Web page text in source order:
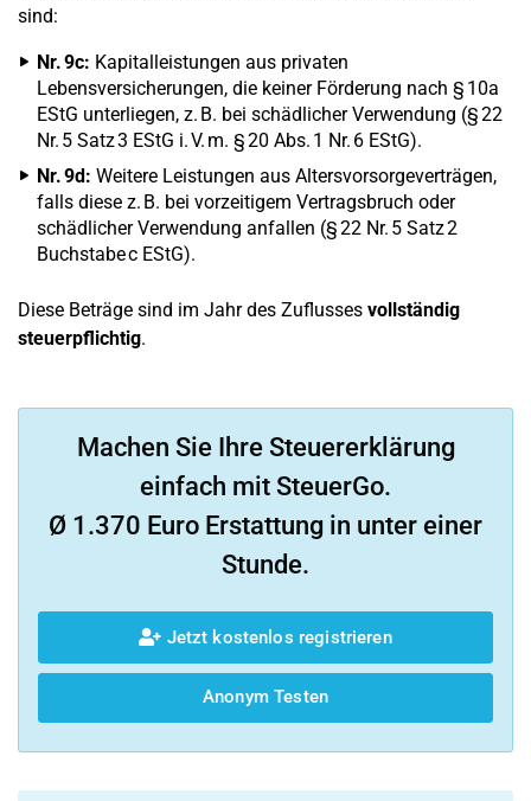
sind:
Nr. 9c: Kapitalleistungen aus privaten
Lebensversicherungen, die keiner Förderung nach § 10a
EStG unterliegen, z. B. bei schädlicher Verwendung (§ 22
Nr. 5 Satz 3 EStG i. V. m. § 20 Abs. 1 Nr. 6 EStG).
Nr. 9d: Weitere Leistungen aus Altersvorsorgeverträgen,
falls diese z. B. bei vorzeitigem Vertragsbruch oder
schädlicher Verwendung anfallen (§ 22 Nr. 5 Satz 2
Buchstabe c EStG).
Diese Beträge sind im Jahr des Zuflusses vollständig
steuerpflichtig.
Machen Sie Ihre Steuererklärung
einfach mit SteuerGo.
Ø 1.370 Euro Erstattung in unter einer
Stunde.
Jetzt kostenlos registrieren
Anonym Testen